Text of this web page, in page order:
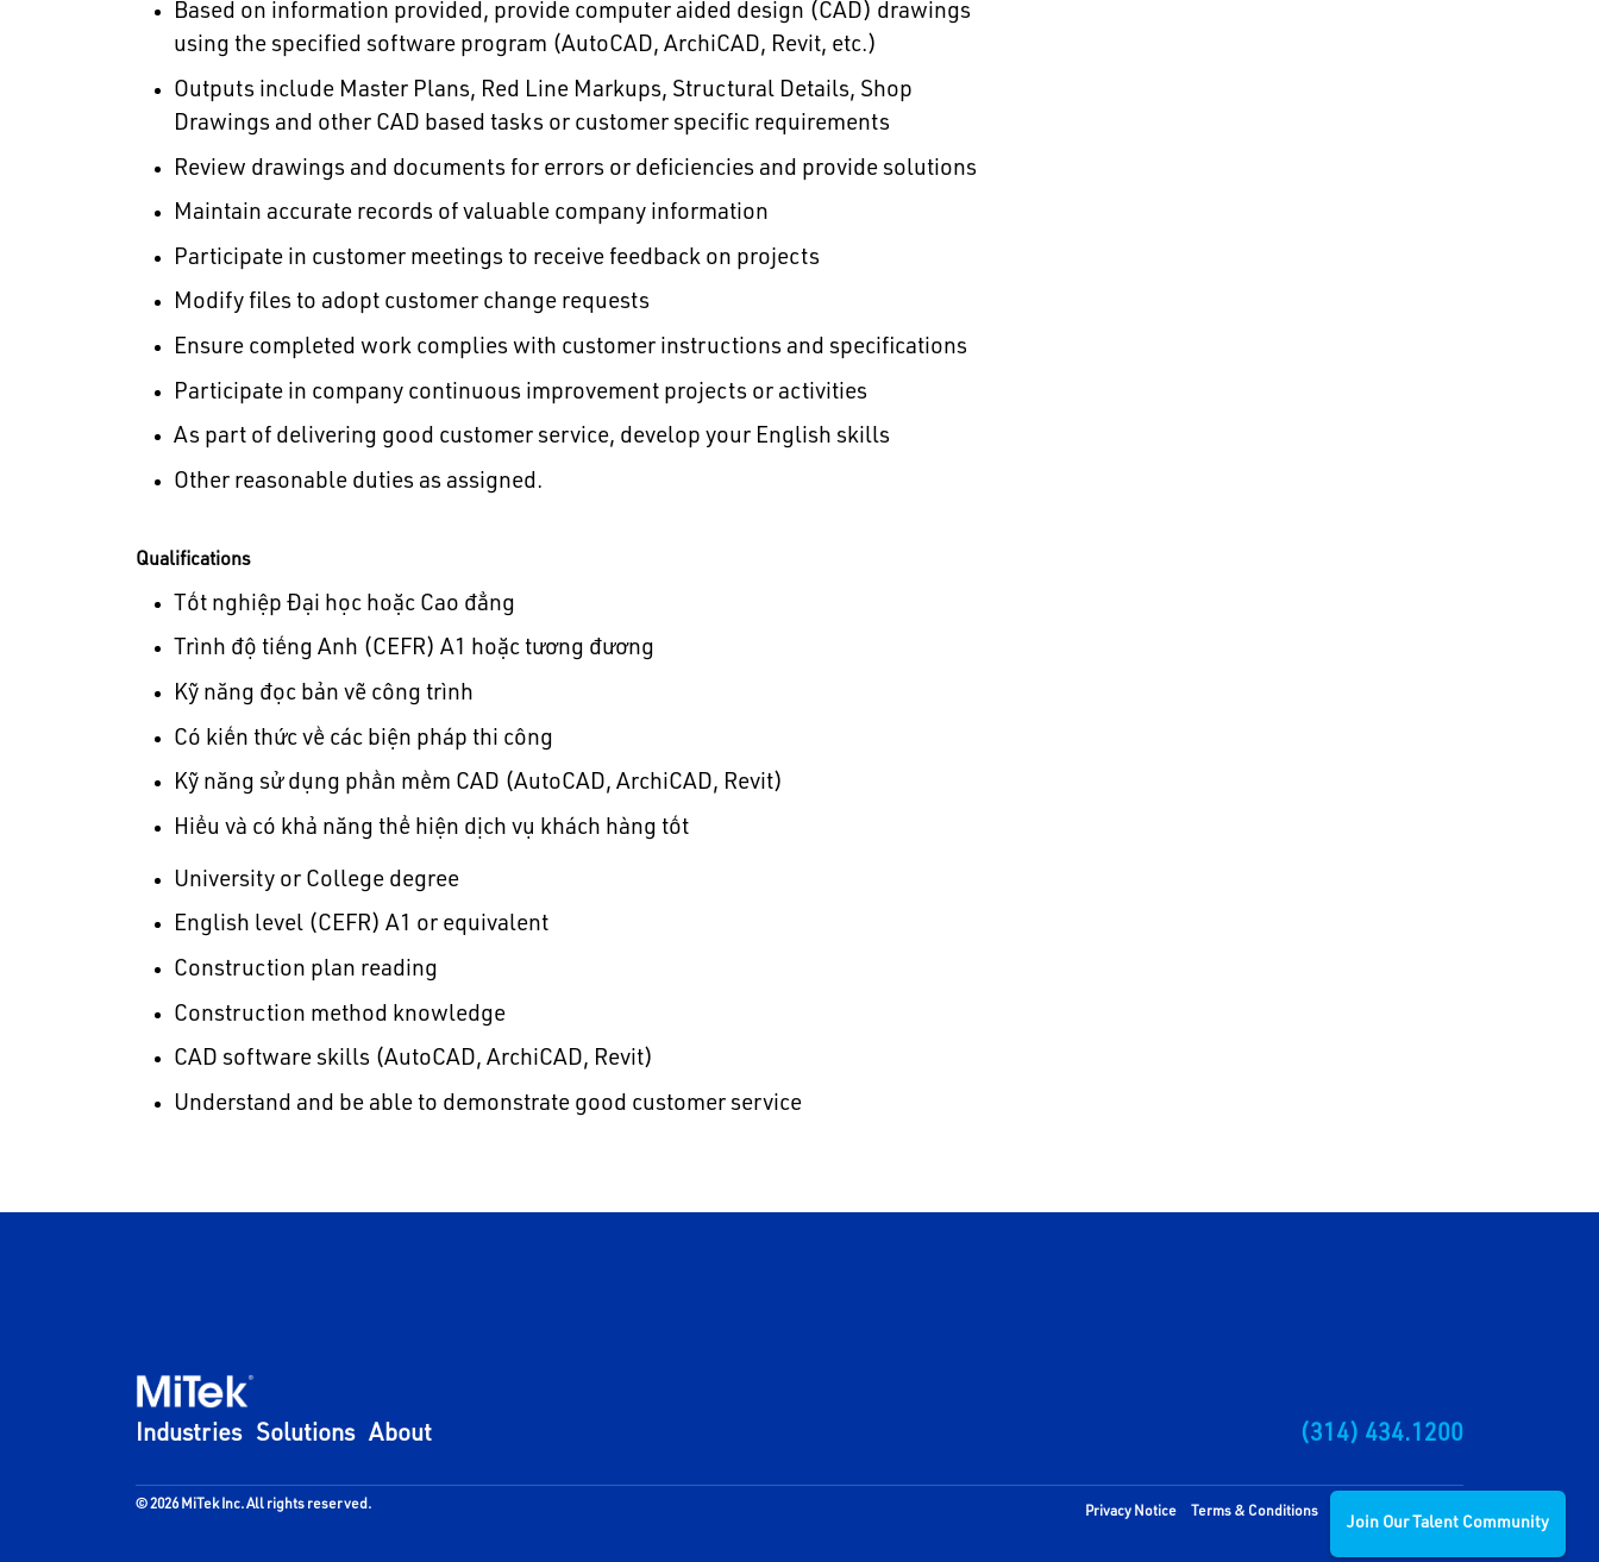
Based on information provided, provide computer aided design (CAD) drawings
using the specified software program (AutoCAD, ArchiCAD, Revit, etc.)
Outputs include Master Plans, Red Line Markups, Structural Details, Shop
Drawings and other CAD based tasks or customer specific requirements
Review drawings and documents for errors or deficiencies and provide solutions
Maintain accurate records of valuable company information
Participate in customer meetings to receive feedback on projects
Modify files to adopt customer change requests
Ensure completed work complies with customer instructions and specifications
Participate in company continuous improvement projects or activities
As part of delivering good customer service, develop your English skills
Other reasonable duties as assigned.
Qualifications
Tốt nghiệp Đại học hoặc Cao đẳng
Trình độ tiếng Anh (CEFR) A1 hoặc tương đương
Kỹ năng đọc bản vẽ công trình
Có kiến thức về các biện pháp thi công
Kỹ năng sử dụng phần mềm CAD (AutoCAD, ArchiCAD, Revit)
Hiểu và có khả năng thể hiện dịch vụ khách hàng tốt
University or College degree
English level (CEFR) A1 or equivalent
Construction plan reading
Construction method knowledge
CAD software skills (AutoCAD, ArchiCAD, Revit)
Understand and be able to demonstrate good customer service
Join Our Talent Community
Industries Solutions About (314) 434.1200
© 2026 MiTek Inc. All rights reserved. Privacy Notice Terms & Conditions Corporate Structure